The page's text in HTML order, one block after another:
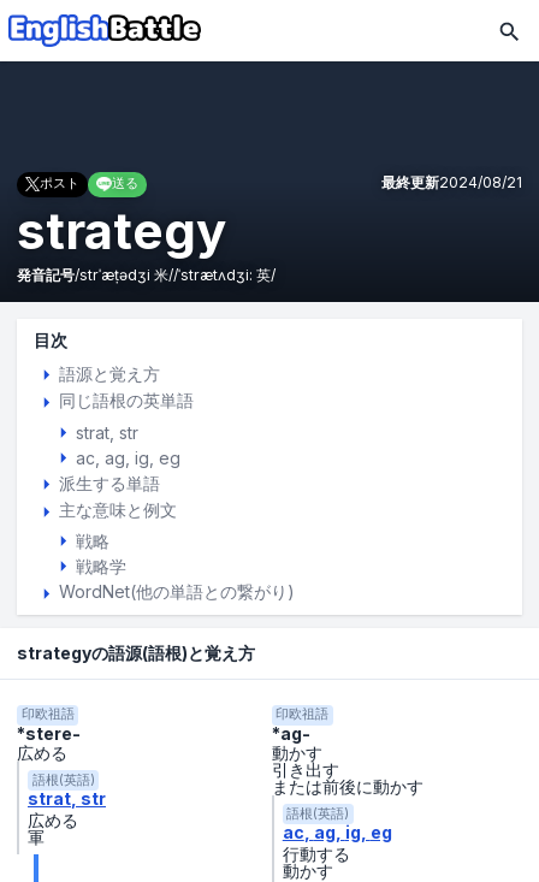
ポスト 送る 最終更新2024/08/21
strategy
発音記号/strˈæṭədʒi 米//ˈstrætʌdʒi: 英/
目次
語源と覚え方
同じ語根の英単語
strat str
ac ag ig eg
派生する単語
主な意味と例文
戦略
戦略学
WordNet(他の単語との繋がり)
strategyの語源(語根)と覚え方
印欧祖語
*stere-
広める
語根(英語)
strat str
広める
軍
印欧祖語
*ag-
動かす
引き出す
または前後に動かす
語根(英語)
ac ag ig eg
行動する
動かす